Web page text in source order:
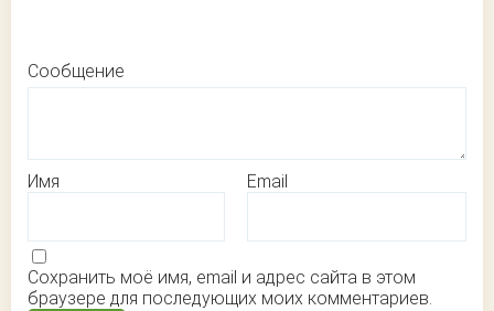
Сообщение
Имя Email
Сохранить моё имя, email и адрес сайта в этом
браузере для последующих моих комментариев.